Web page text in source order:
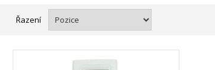
Řazení